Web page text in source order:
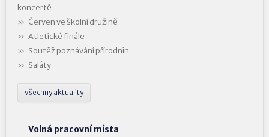
koncertě
Červen ve školní družině
Atletické finále
Soutěž poznávání přírodnin
Saláty
všechny aktuality
Volná pracovní místa